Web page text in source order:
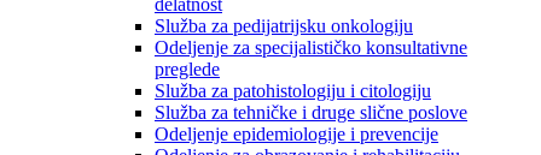
Služba za pedijatrijsku onkologiju
Odeljenje za specijalističko konsultativne
preglede
Služba za patohistologiju i citologiju
Služba za tehničke i druge slične poslove
Odeljenje epidemiologije i prevencije